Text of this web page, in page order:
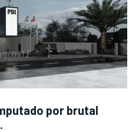
por brutal